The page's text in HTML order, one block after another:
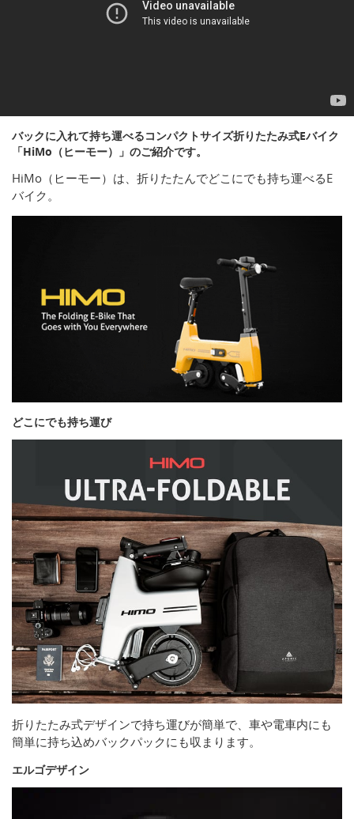
バックに入れて持ち運べるコンパクトサイズ折りたたみ式Eバイク
「HiMo（ヒーモー）」のご紹介です。
HiMo（ヒーモー）は、折りたたんでどこにでも持ち運べるE
バイク。
どこにでも持ち運び
折りたたみ式デザインで持ち運びが簡単で、車や電車内にも
簡単に持ち込めバックパックにも収まります。
エルゴデザイン